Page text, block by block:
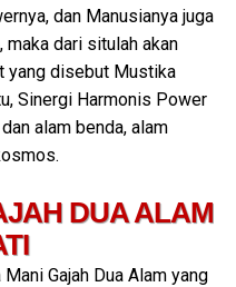
dan Manusianya juga
dari situlah akan
yang disebut Mustika
Sinergi Harmonis Power
alam benda, alam
DUA ALAM
Gajah Dua Alam yang